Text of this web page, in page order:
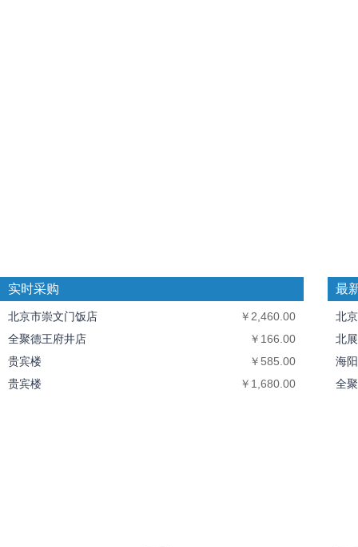
实时采购
北京市崇文门饭店
￥2,460.00
全聚德王府井店
￥166.00
贵宾楼
￥585.00
贵宾楼
￥1,680.00
最
北
北
海
全